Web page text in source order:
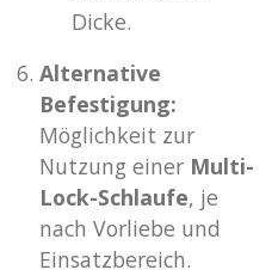
Dicke.
Alternative
Befestigung:
Möglichkeit zur
Nutzung einer Multi-
Lock-Schlaufe, je
nach Vorliebe und
Einsatzbereich.